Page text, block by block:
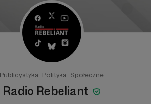
Publicystyka Polityka Społeczne
Radio Rebeliant